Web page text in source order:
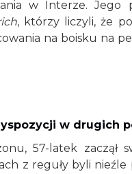
w Interze. Jego
, którzy liczyli, że
na boisku na
w drugich
57-latek zaczął
z reguły byli